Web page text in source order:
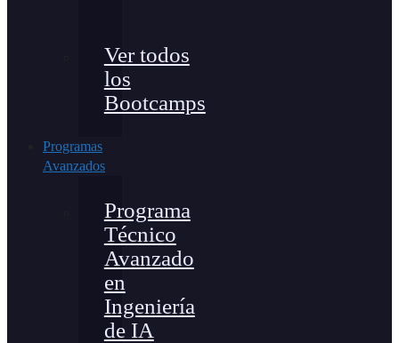
Ver todos
los
Bootcamps
Programas
Avanzados
Programa
Técnico
Avanzado
en
Ingeniería
de IA